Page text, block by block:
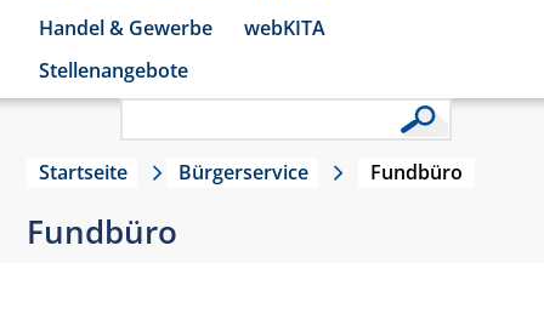
Handel & Gewerbe
webKITA
Stellenangebote
Startseite Bürgerservice Fundbüro
Fundbüro